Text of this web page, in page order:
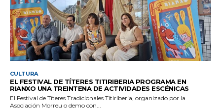
CULTURA
EL FESTIVAL DE TÍTERES TITIRIBERIA PROGRAMA EN
RIANXO UNA TREINTENA DE ACTIVIDADES ESCÉNICAS
El Festival de Títeres Tradicionales Titiriberia, organizado por la
Asociación Morreu o demo con...